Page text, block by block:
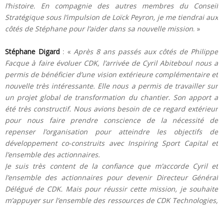
l’histoire. En compagnie des autres membres du Conseil
Stratégique sous l’impulsion de Loïck Peyron, je me tiendrai aux
côtés de Stéphane pour l’aider dans sa nouvelle mission. »
Stéphane Digard : « Après 8 ans passés aux côtés de Philippe
Facque à faire évoluer CDK, l’arrivée de Cyril Abiteboul nous a
permis de bénéficier d’une vision extérieure complémentaire et
nouvelle très intéressante. Elle nous a permis de travailler sur
un projet global de transformation du chantier. Son apport a
été très constructif. Nous avions besoin de ce regard extérieur
pour nous faire prendre conscience de la nécessité de
repenser l’organisation pour atteindre les objectifs de
développement co-construits avec Inspiring Sport Capital et
l’ensemble des actionnaires.
Je suis très content de la confiance que m’accorde Cyril et
l’ensemble des actionnaires pour devenir Directeur Général
Délégué de CDK. Mais pour réussir cette mission, je souhaite
m’appuyer sur l’ensemble des ressources de CDK Technologies,